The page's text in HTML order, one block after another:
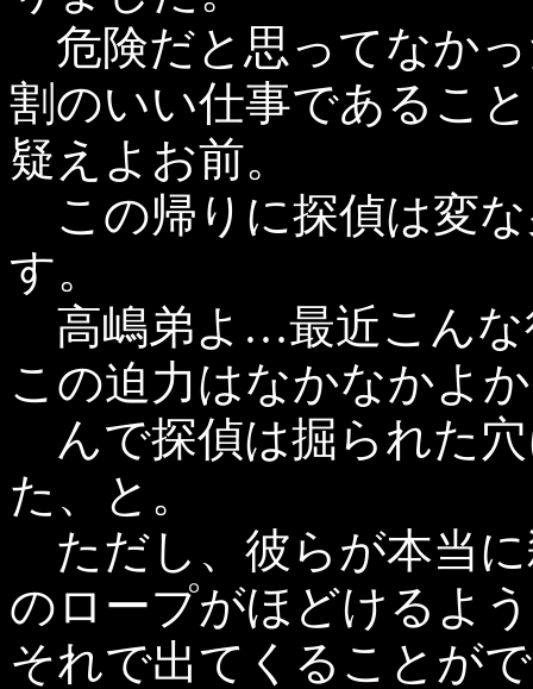
危険だと思ってなか
割のいい仕事であるこ
疑えよお前。
この帰りに探偵は変
す。
高嶋弟よ…最近こん
この迫力はなかなかよ
んで探偵は掘られた
た、と。
ただし、彼らが本当
のロープがほどけるよ
それで出てくることが